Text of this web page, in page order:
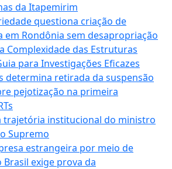
da Itapemirim
questiona criação de
em Rondônia sem desapropriação
Complexidade das Estruturas
para Investigações Eficazes
determina retirada da suspensão
pejotização na primeira
trajetória institucional do ministro
Supremo
estrangeira por meio de
exige prova da